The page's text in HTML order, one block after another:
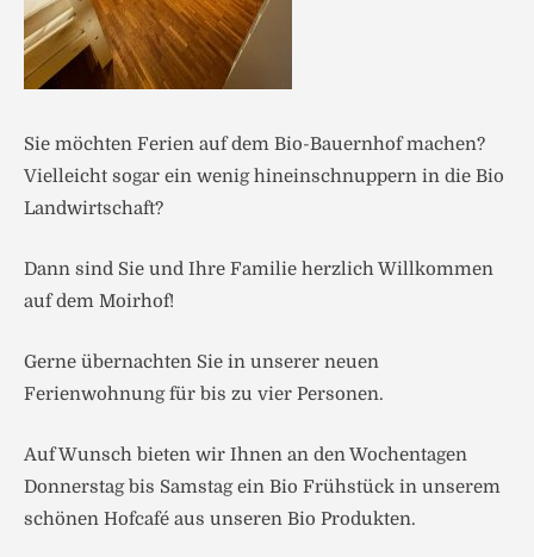
Sie möchten Ferien auf dem Bio-Bauernhof machen?
Vielleicht sogar ein wenig hineinschnuppern in die Bio
Landwirtschaft?
Dann sind Sie und Ihre Familie herzlich Willkommen
auf dem Moirhof!
Gerne übernachten Sie in unserer neuen
Ferienwohnung für bis zu vier Personen.
Auf Wunsch bieten wir Ihnen an den Wochentagen
Donnerstag bis Samstag ein Bio Frühstück in unserem
schönen Hofcafé aus unseren Bio Produkten.